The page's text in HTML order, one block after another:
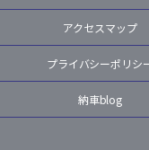
アクセスマップ
プライバシーポリシ
納車blog